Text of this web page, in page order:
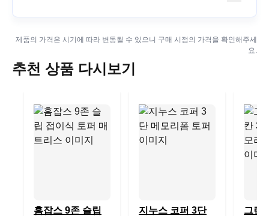
제품의 가격은 시기에 따라 변동될 수 있으니 구매 시점의 가격을 확인해주세
요.
추천 상품 다시보기
홈잡스 9존 슬립
지누스 코퍼 3단
그랜